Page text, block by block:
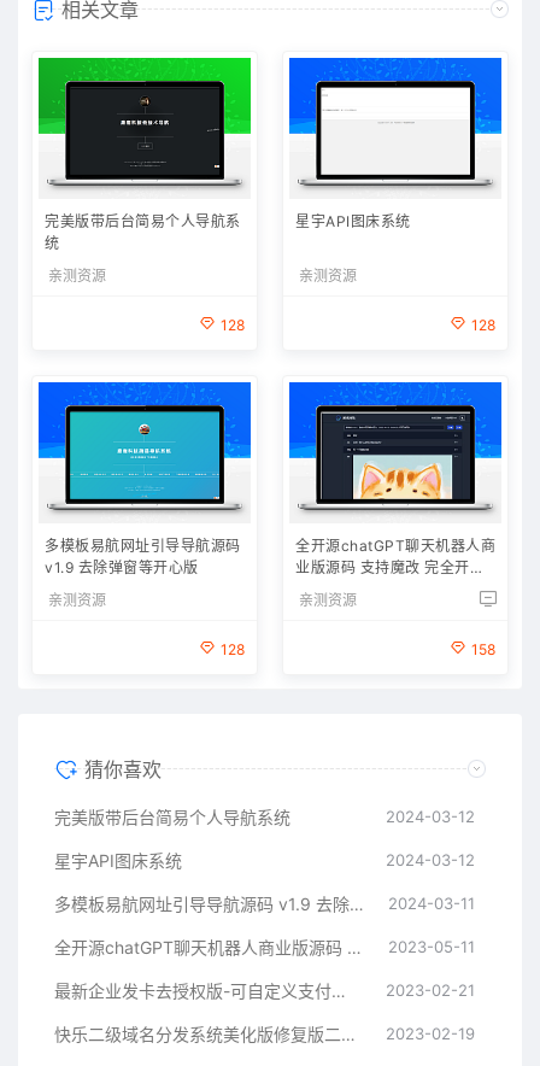
相关文章
完美版带后台简易个人导航系
统
亲测资源
128
星宇API图床系统
亲测资源
128
多模板易航网址引导导航源码
v1.9 去除弹窗等开心版
亲测资源
128
全开源chatGPT聊天机器人商
业版源码 支持魔改 完全开放
源代码
亲测资源
158
猜你喜欢
完美版带后台简易个人导航系统 2024-03-12
星宇API图床系统 2024-03-12
多模板易航网址引导导航源码 v1.9 去除弹窗等开心版 2024-03-11
全开源chatGPT聊天机器人商业版源码 支持魔改 完全开放源代码 2023-05-11
最新企业发卡去授权版-可自定义支付接口 2023-02-21
快乐二级域名分发系统美化版修复版二开版 2023-02-19